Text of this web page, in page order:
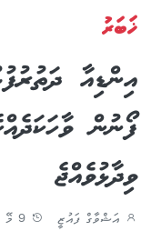
ޚަބަރު
އިންޑިއާ
ފޯނުން
ވިދާޅުވެއްޖެ
އަޝްވާގް ފައުޒީ